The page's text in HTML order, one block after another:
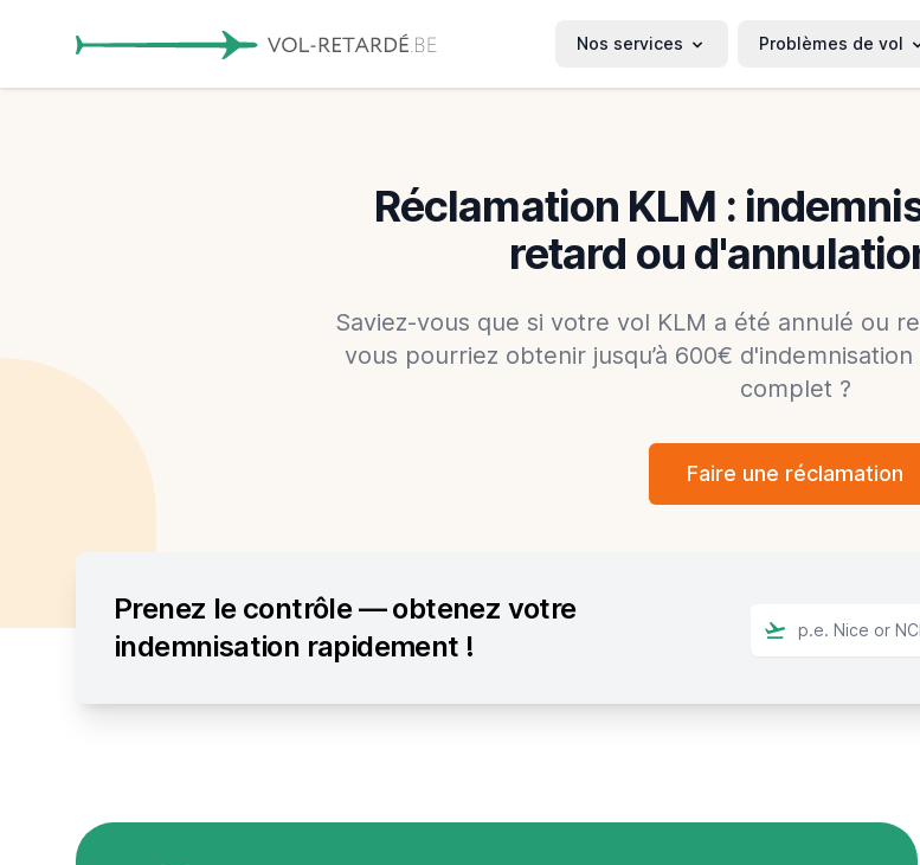
Nos services Problèmes de vol
Réclamation KLM :
retard ou
Saviez-vous que si votre vol KLM a été annulé ou
vous pourriez obtenir jusqu’à 600€
complet ?
Faire une réclamation
Prenez le contrôle — obtenez votre
indemnisation rapidement !